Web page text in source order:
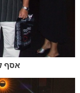
אסף